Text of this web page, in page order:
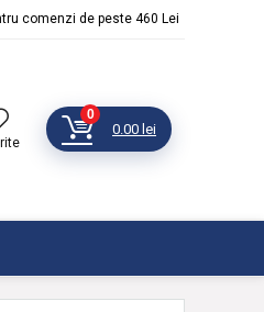
comenzi de peste 460 Lei
0
0.00 lei